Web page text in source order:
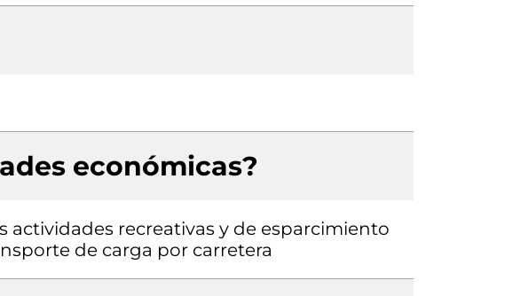
económicas?
actividades recreativas y de esparcimiento
de carga por carretera